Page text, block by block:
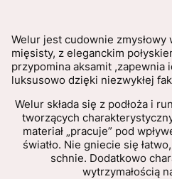
Welur jest cudownie
mięsisty, z eleganckim
przypomina aksamit ,zapewnia
luksusowo dzięki niezwykłej
Welur składa się z podłoża i
tworzących
materiał „pracuje” pod
światło. Nie gniecie się
schnie. Dodatkowo
wytrzymałością